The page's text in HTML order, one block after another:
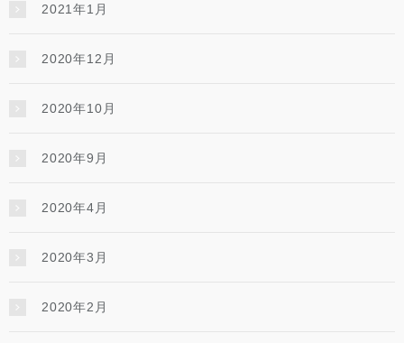
2021年1月
2020年12月
2020年10月
2020年9月
2020年4月
2020年3月
2020年2月